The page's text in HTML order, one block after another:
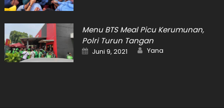
Menu BTS Meal Picu Kerumunan,
Polri Turun Tangan
Posted
on
Juni 9, 2021 Author
Yana